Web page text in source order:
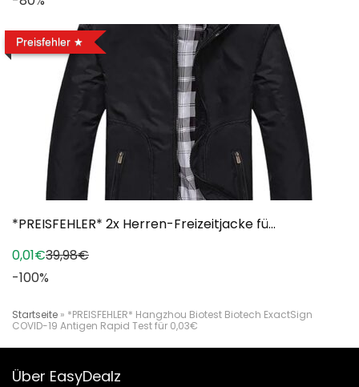
Preisfehler
*PREISFEHLER* 2x Herren-Freizeitjacke fü...
0,01€39,98€
-100%
Startseite » *PREISFEHLER* Hangzhou Biotest Biotech ExactSign
COVID-19 Antigen Rapid Test für 0,03€
Über EasyDealz